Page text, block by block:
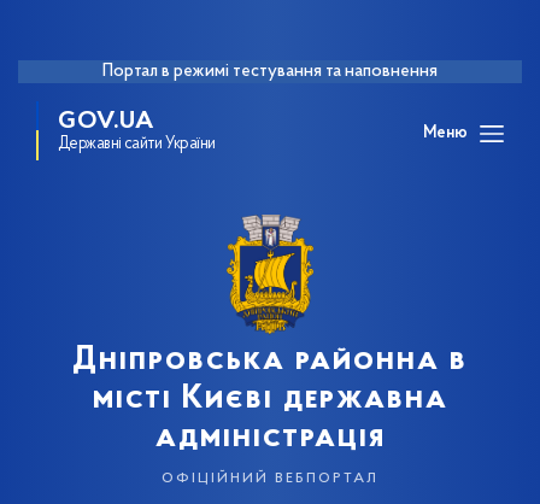
Портал в режимі тестування та наповнення
GOV.UA
Державні сайти України
Меню
Дніпровська районна в
місті Києві державна
адміністрація
офіційний вебпортал